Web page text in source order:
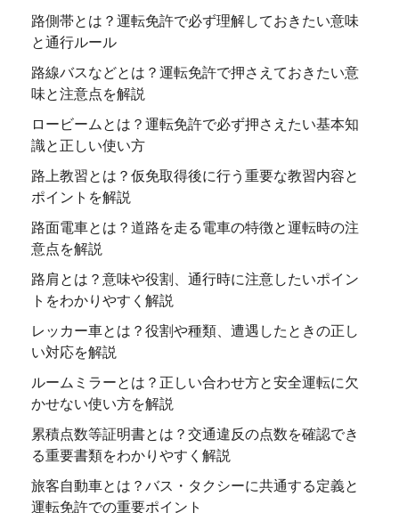
路側帯とは？運転免許で必ず理解しておきたい意味
と通行ルール
路線バスなどとは？運転免許で押さえておきたい意
味と注意点を解説
ロービームとは？運転免許で必ず押さえたい基本知
識と正しい使い方
路上教習とは？仮免取得後に行う重要な教習内容と
ポイントを解説
路面電車とは？道路を走る電車の特徴と運転時の注
意点を解説
路肩とは？意味や役割、通行時に注意したいポイン
トをわかりやすく解説
レッカー車とは？役割や種類、遭遇したときの正し
い対応を解説
ルームミラーとは？正しい合わせ方と安全運転に欠
かせない使い方を解説
累積点数等証明書とは？交通違反の点数を確認でき
る重要書類をわかりやすく解説
旅客自動車とは？バス・タクシーに共通する定義と
運転免許での重要ポイント